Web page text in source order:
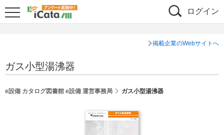
ログイン
掲載企業のWebサイトへ
ガス小型湯沸器
e設備 カタログ図書館 e設備 運営事務局 ガス小型湯沸器